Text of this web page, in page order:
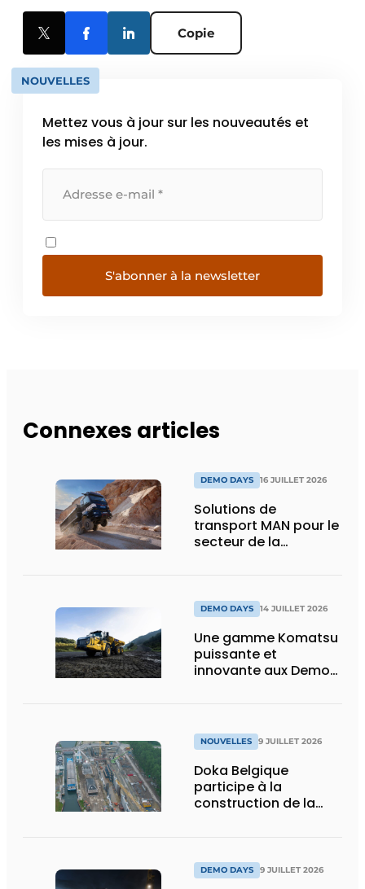
Copie
NOUVELLES
Mettez vous à jour sur les nouveautés et
les mises à jour.
S'abonner à la newsletter
Connexes articles
DEMO DAYS 16 JUILLET 2026
Solutions de
transport MAN pour le
secteur de la
DEMO DAYS 14 JUILLET 2026
Une gamme Komatsu
puissante et
innovante aux Demo
NOUVELLES 9 JUILLET 2026
Doka Belgique
participe à la
construction de la
DEMO DAYS 9 JUILLET 2026